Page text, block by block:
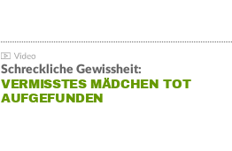
Schreckliche Gewissheit:
VERMISSTES MÄDCHEN TOT
AUFGEFUNDEN